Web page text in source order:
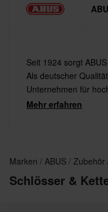
Seit 1924 sorgt
Als deutscher
Unternehmen für
Mehr erfahren
Marken ABUS Zubehör
Schlösser &